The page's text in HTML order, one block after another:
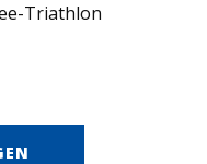
Tri­ath­lon